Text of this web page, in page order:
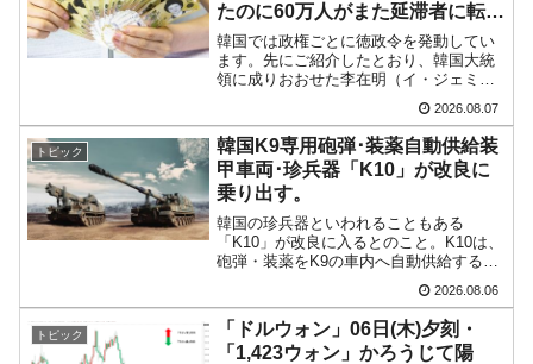
たのに60万人がまた延滞者に転
落！
韓国では政権ごとに徳政令を発動してい
ます。先にご紹介したとおり、韓国大統
領に成りおおせた李在明（イ・ジェミョ
前政権が行った――「新出発基金」をバ
ッドバンクにして不良債権の買い取りを
行い、分割償還や元利減免...
2026.08.07
トピック
韓国K9専用砲弾･装薬自動供給装
甲車両･珍兵器「K10」が改良に
乗り出す。
韓国の珍兵器といわれることもある
「K10」が改良に入るとのこと。K10は、
砲弾・装薬をK9の車内へ自動供給する機
『Chosun Biz』が報じていますので、同
記事から以下に一部を引きます。2005年
に初めて...
2026.08.06
トピック
「ドルウォン」06日(木)夕刻・
「1,423ウォン」かろうじて陽